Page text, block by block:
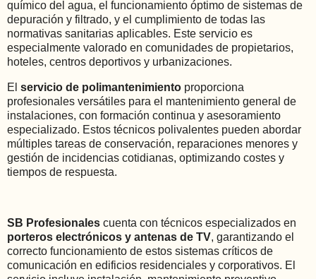
químico del agua, el funcionamiento óptimo de sistemas de
depuración y filtrado, y el cumplimiento de todas las
normativas sanitarias aplicables. Este servicio es
especialmente valorado en comunidades de propietarios,
hoteles, centros deportivos y urbanizaciones.
El servicio de polimantenimiento proporciona
profesionales versátiles para el mantenimiento general de
instalaciones, con formación continua y asesoramiento
especializado. Estos técnicos polivalentes pueden abordar
múltiples tareas de conservación, reparaciones menores y
gestión de incidencias cotidianas, optimizando costes y
tiempos de respuesta.
SB Profesionales cuenta con técnicos especializados en
porteros electrónicos y antenas de TV, garantizando el
correcto funcionamiento de estos sistemas críticos de
comunicación en edificios residenciales y corporativos. El